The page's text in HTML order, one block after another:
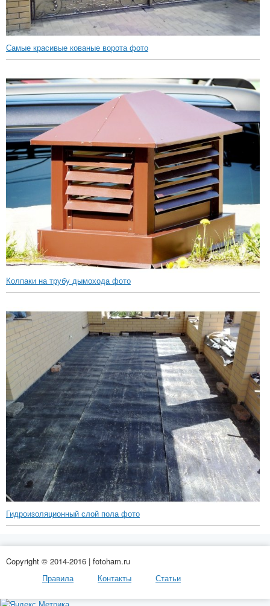
Самые красивые кованые ворота фото
Колпаки на трубу дымохода фото
Гидроизоляционный слой пола фото
Copyright © 2014-2016 | fotoham.ru
Правила
Контакты Статьи